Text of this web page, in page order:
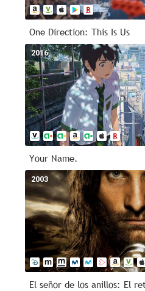
One Direction: This Is Us
2016
Your Name.
2003
El señor de los anillos: El